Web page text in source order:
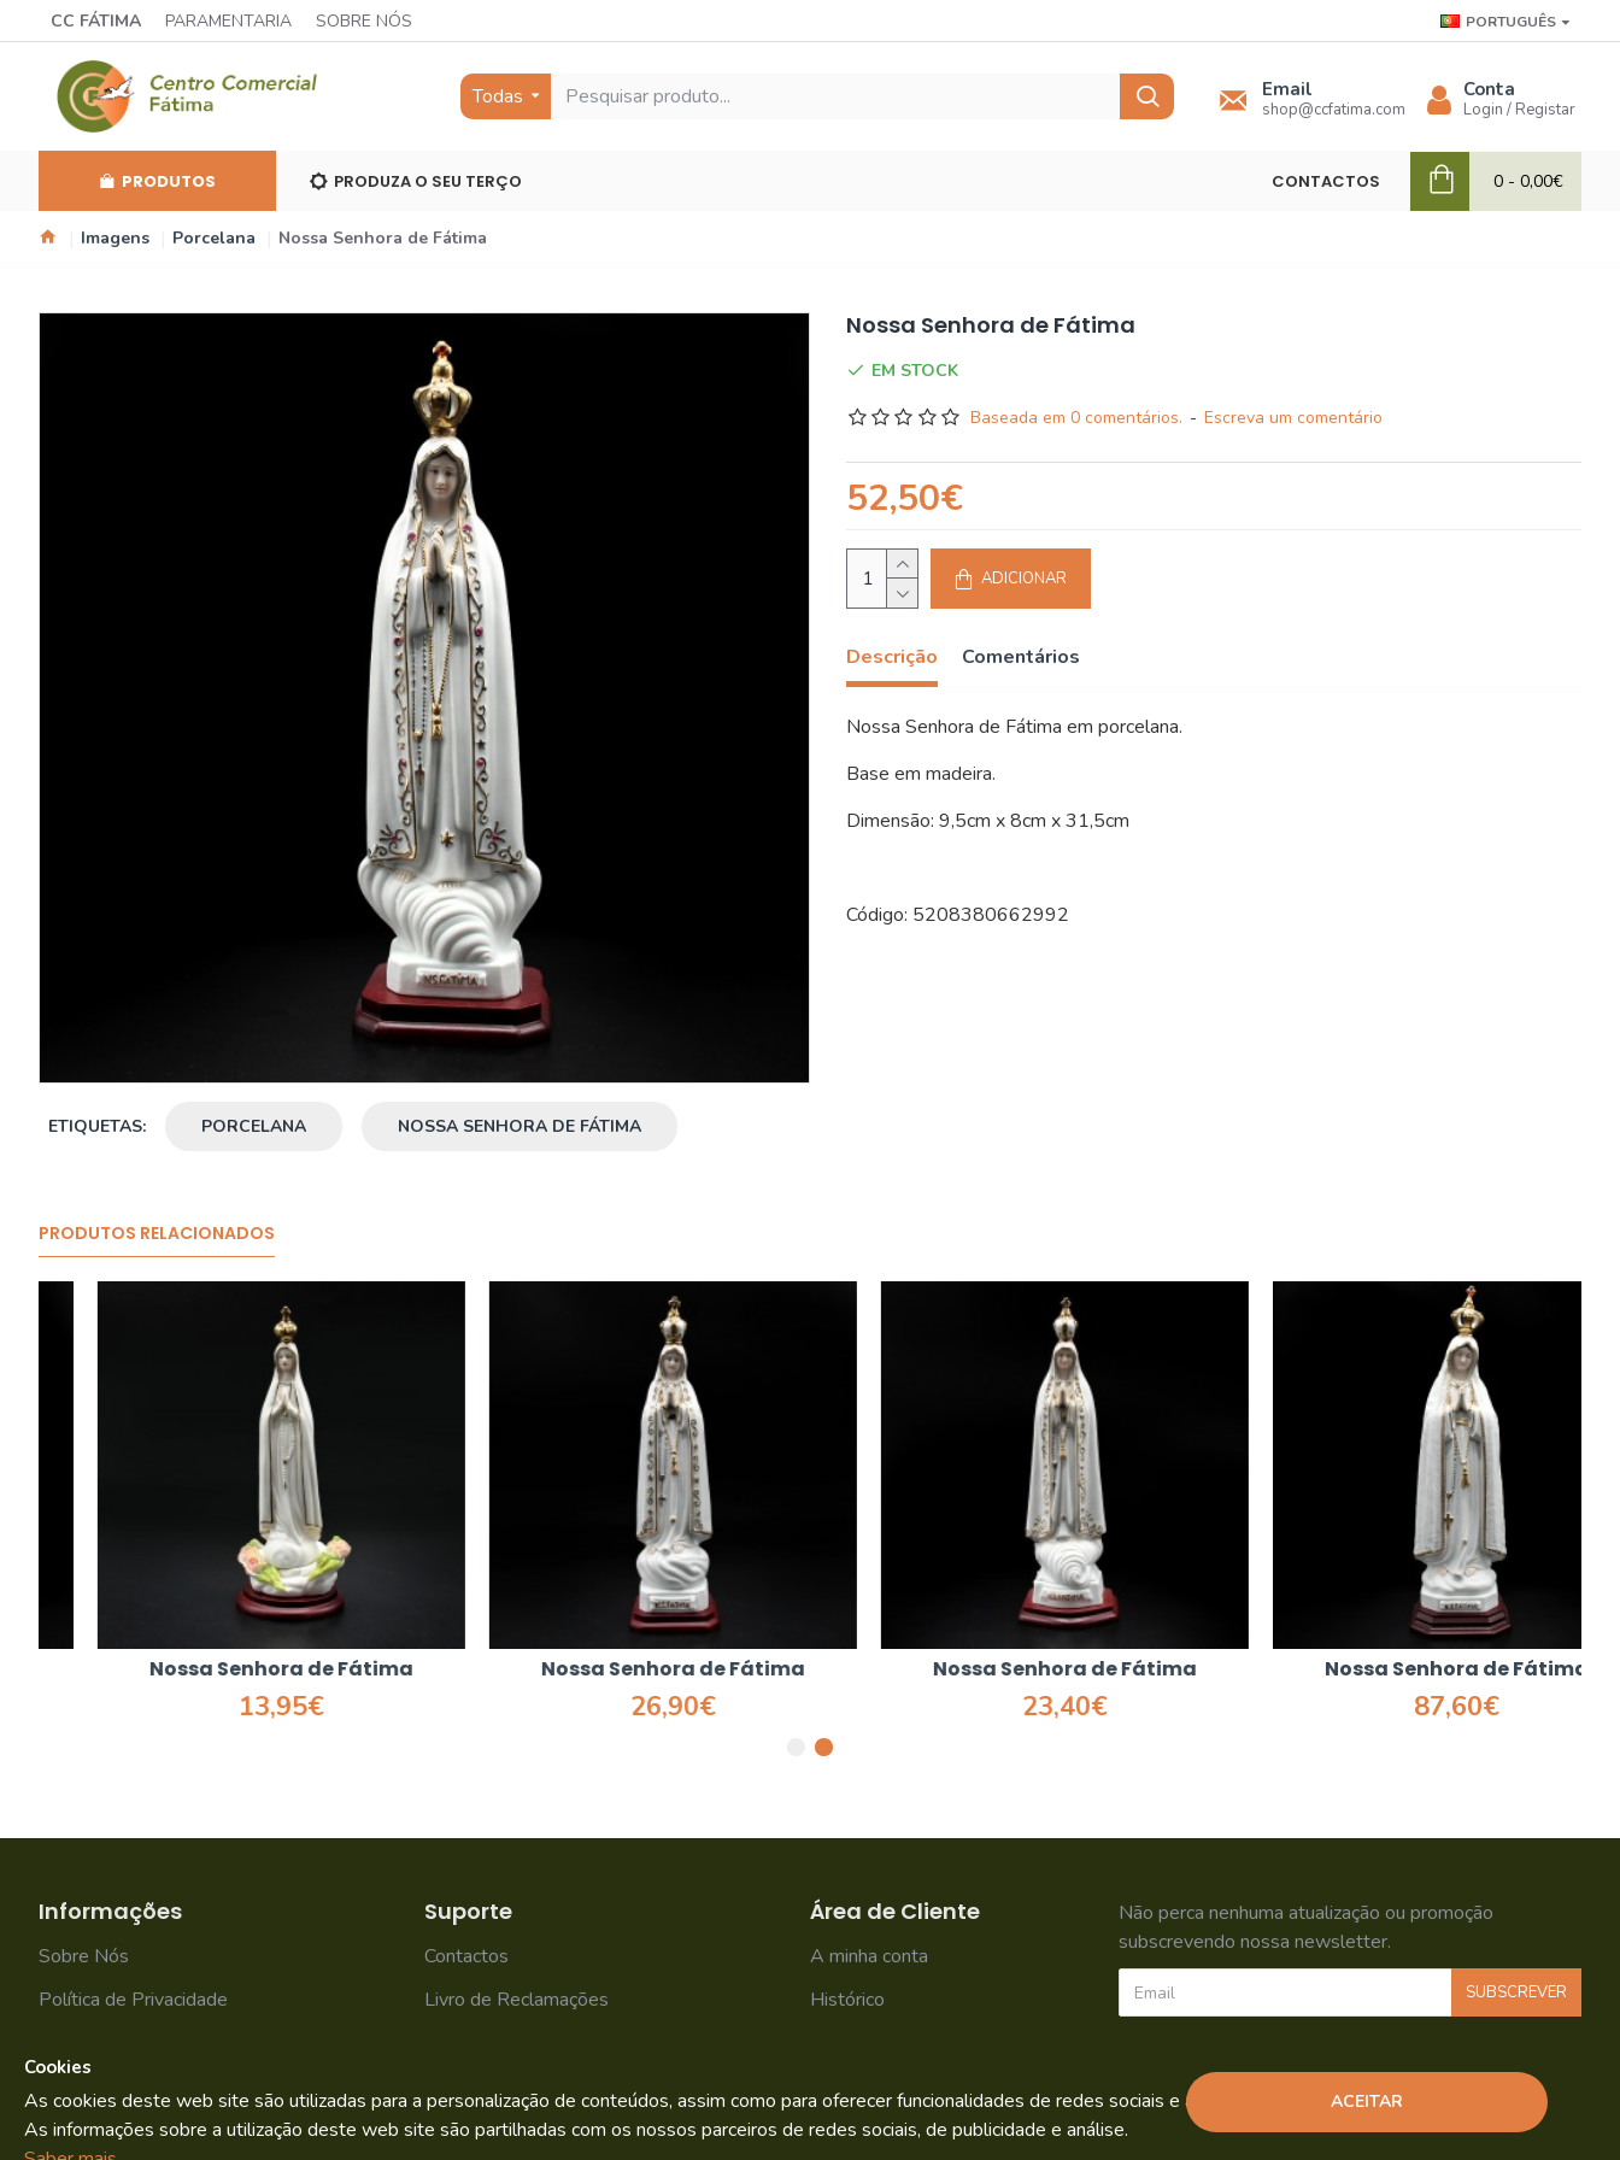
CC FÁTIMA PARAMENTARIA SOBRE NÓS PORTUGUÊS
Todas Email
shop@ccfatima.com
Conta
Login / Registar
PRODUTOS PRODUZA O SEU TERÇO CONTACTOS 0 - 0,00€
Imagens Porcelana Nossa Senhora de Fátima
ETIQUETAS: PORCELANA NOSSA SENHORA DE FÁTIMA
Nossa Senhora de Fátima
EM STOCK
Baseada em 0 comentários. - Escreva um comentário
52,50€
ADICIONAR
Descrição Comentários
Nossa Senhora de Fátima em porcelana.
Base em madeira.
Dimensão: 9,5cm x 8cm x 31,5cm
Código: 5208380662992
PRODUTOS RELACIONADOS
Nossa Senhora de Fátima
13,95€
Nossa Senhora de Fátima
26,90€
Nossa Senhora de Fátima
23,40€
Nossa Senhora de Fátima
87,60€
Informações
Sobre Nós
Política de Privacidade
Suporte
Contactos
Livro de Reclamações
Área de Cliente
A minha conta
Histórico
Não perca nenhuma atualização ou promoção
subscrevendo nossa newsletter.
SUBSCREVER
Copyright © 2022. By
ACEITAR
Cookies
As cookies deste web site são utilizadas para a personalização de conteúdos, assim como para oferecer funcionalidades de redes sociais e análise de tráfego.
As informações sobre a utilização deste web site são partilhadas com os nossos parceiros de redes sociais, de publicidade e análise.